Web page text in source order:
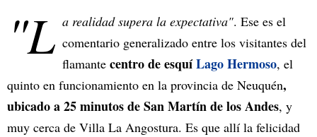
"L a realidad supera la expectativa". Ese es el
comentario generalizado entre los visitantes del
flamante centro de esquíLago Hermoso, el
quinto en funcionamiento en la provincia de Neuquén,
ubicado a 25 minutos de San Martín de los Andes, y
muy cerca de Villa La Angostura. Es que allí la felicidad